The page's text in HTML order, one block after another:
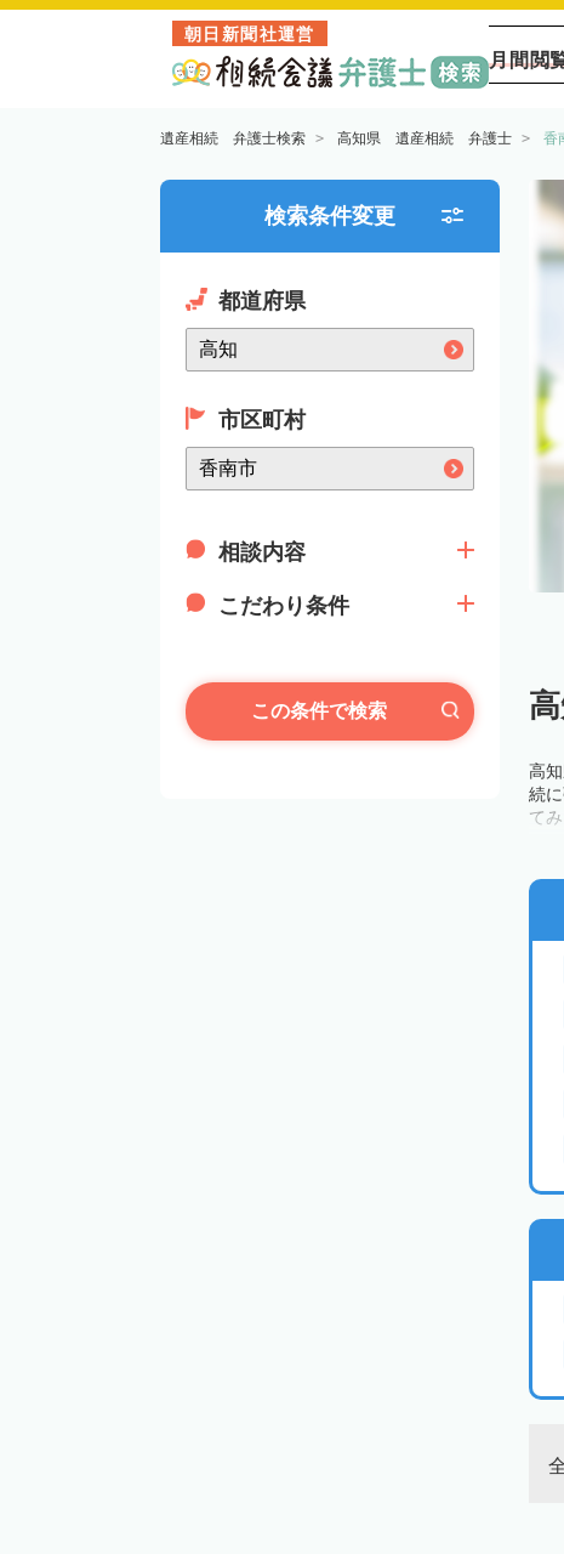
朝日新聞社運営
月間閲
遺産相続 弁護士検索 高知県 遺産相続 弁護士 香
検索条件変更
都道府県
市区町村
相談内容
こだわり条件
この条件で検索
高
続
て